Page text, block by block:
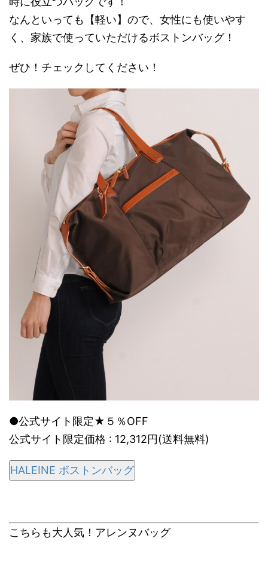
なんといっても【軽い】ので、女性にも使いやす
く、家族で使っていただけるボストンバッグ！
ぜひ！チェックしてください！
●公式サイト限定★５％OFF
公式サイト限定価格 : 12,312円(送料無料)
HALEINE ボストンバッグ
こちらも大人気！アレンヌバッグ